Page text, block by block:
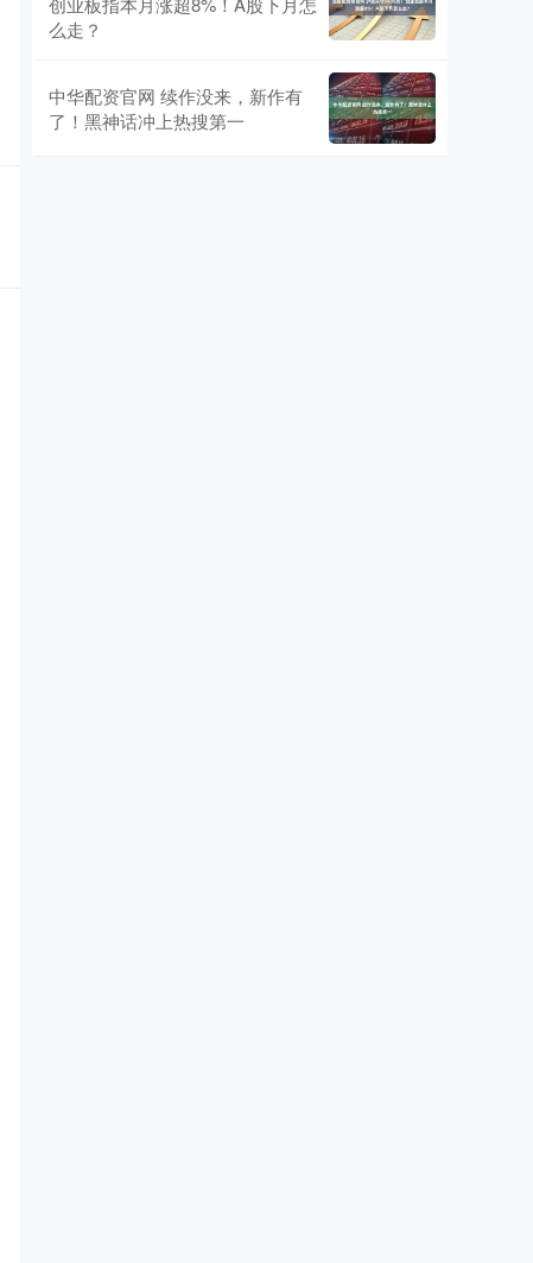
么走？
中华配资官网 续作没来，新作有
了！黑神话冲上热搜第一